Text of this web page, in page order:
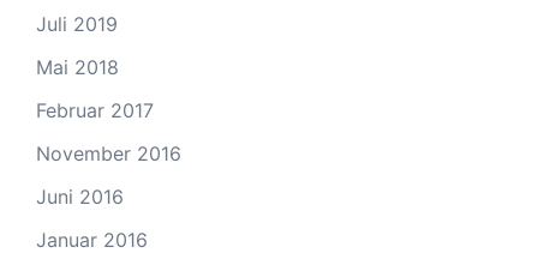
Juli 2019
Mai 2018
Februar 2017
November 2016
Juni 2016
Januar 2016